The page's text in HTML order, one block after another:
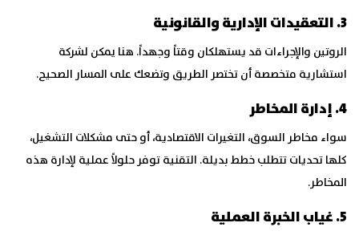
3. التعقيدات الإدارية والقانونية
الروتين والإجراءات قد يستهلكان وقتاً وجهداً. هنا يمكن لشركة
استشارية متخصصة أن تختصر الطريق وتضعك على المسار الصحيح.
4. إدارة المخاطر
سواء مخاطر السوق، التغيرات الاقتصادية، أو حتى مشكلات التشغيل،
كلها تحديات تتطلب خطط بديلة. التقنية توفر حلولاً عملية لإدارة هذه
المخاطر.
5. غياب الخبرة العملية